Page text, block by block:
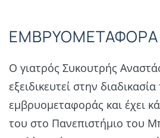
ΕΜΒΡΥΟΜΕΤΑΦΟΡΑ
Ο γιατρός Συκουτρής
εξειδικευτεί στην διαδικασία
εμβρυομεταφοράς και έχει
του στο Πανεπιστήμιο του